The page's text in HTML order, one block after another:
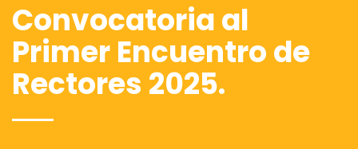
Convocatoria al
Primer Encuentro de
Rectores 2025.